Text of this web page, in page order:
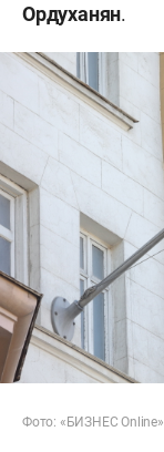
Ордуханян.
Фото: «БИЗНЕС Online»